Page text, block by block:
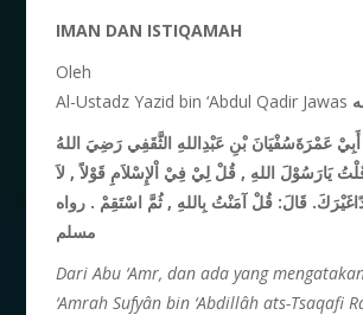
IMAN DAN ISTIQAMAH
Oleh
Al-Ustadz Yazid bin ‘Abdul Qadir Jawas
عَمْرَةَسُفْيَانَ بْنِ عَبْدِاللهِ الثَّقَفِي رَضِيَ اللهُ
يَارَسُوْلَ اللهِ , قُلْ لِيْ فِيْ اْلإِسْلاَمِ قَوْلاً , لاَ
قَالَ: قُلْآمَنْتُ بِاللهِ , ثُمَّ اسْتَقِمْ . رواه
مسلم
Dari Abu ‘Amr, dan ada yang
‘Amrah Sufyân bin ‘Abdillâh ats-Tsaqafi